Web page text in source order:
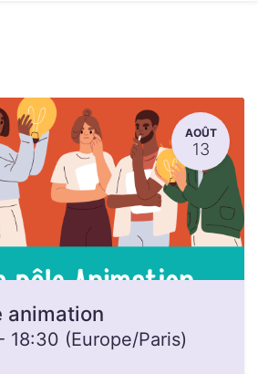
AOÛT
13
animation
18:30 (Europe/Paris)